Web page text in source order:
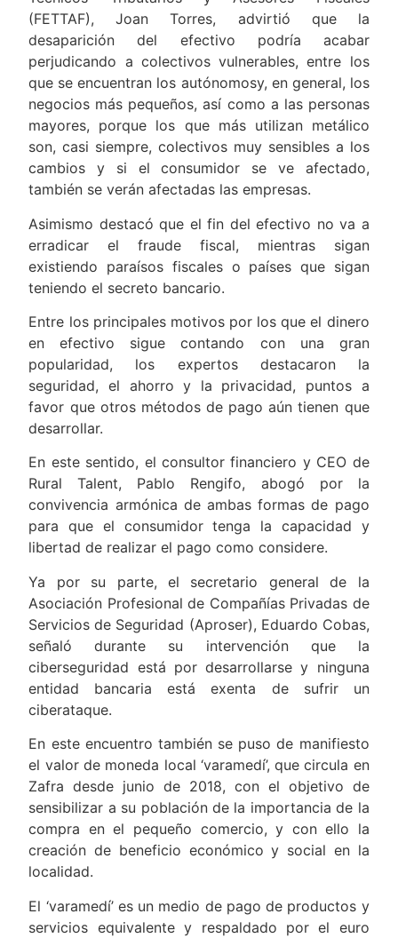
Española de Asociaciones Profesionales de
Técnicos Tributarios y Asesores Fiscales
(FETTAF), Joan Torres, advirtió que la
desaparición del efectivo podría acabar
perjudicando a colectivos vulnerables, entre los
que se encuentran los autónomosy, en general, los
negocios más pequeños, así como a las personas
mayores, porque los que más utilizan metálico
son, casi siempre, colectivos muy sensibles a los
cambios y si el consumidor se ve afectado,
también se verán afectadas las empresas.
Asimismo destacó que el fin del efectivo no va a
erradicar el fraude fiscal, mientras sigan
existiendo paraísos fiscales o países que sigan
teniendo el secreto bancario.
Entre los principales motivos por los que el dinero
en efectivo sigue contando con una gran
popularidad, los expertos destacaron la
seguridad, el ahorro y la privacidad, puntos a
favor que otros métodos de pago aún tienen que
desarrollar.
En este sentido, el consultor financiero y CEO de
Rural Talent, Pablo Rengifo, abogó por la
convivencia armónica de ambas formas de pago
para que el consumidor tenga la capacidad y
libertad de realizar el pago como considere.
Ya por su parte, el secretario general de la
Asociación Profesional de Compañías Privadas de
Servicios de Seguridad (Aproser), Eduardo Cobas,
señaló durante su intervención que la
ciberseguridad está por desarrollarse y ninguna
entidad bancaria está exenta de sufrir un
ciberataque.
En este encuentro también se puso de manifiesto
el valor de moneda local ‘varamedí’, que circula en
Zafra desde junio de 2018, con el objetivo de
sensibilizar a su población de la importancia de la
compra en el pequeño comercio, y con ello la
localidad.